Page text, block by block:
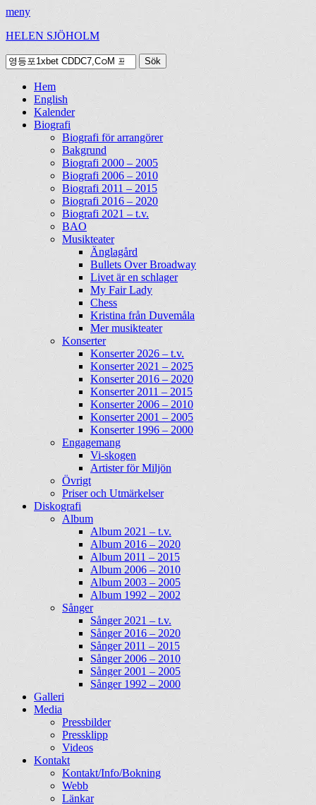
meny
HELEN SJÖHOLM
Sök
efter:
[label]
Primär
meny
Hoppa
innehåll
Hem
English
Kalender
Biografi
Biografi för arrangörer
Bakgrund
Biografi 2000 – 2005
Biografi 2006 – 2010
Biografi 2011 – 2015
Biografi 2016 – 2020
Biografi 2021 – t.v.
BAO
Musikteater
Änglagård
Bullets Over Broadway
Livet är en schlager
My Fair Lady
Chess
Kristina från Duvemåla
Mer musikteater
Konserter
Konserter 2026 – t.v.
Konserter 2021 – 2025
Konserter 2016 – 2020
Konserter 2011 – 2015
Konserter 2006 – 2010
Konserter 2001 – 2005
Konserter 1996 – 2000
Engagemang
Vi-skogen
Artister för Miljön
Övrigt
Priser och Utmärkelser
Diskografi
Album
Album 2021 – t.v.
Album 2016 – 2020
Album 2011 – 2015
Album 2006 – 2010
Album 2003 – 2005
Album 1992 – 2002
Sånger
Sånger 2021 – t.v.
Sånger 2016 – 2020
Sånger 2011 – 2015
Sånger 2006 – 2010
Sånger 2001 – 2005
Sånger 1992 – 2000
Galleri
Media
Pressbilder
Pressklipp
Videos
Kontakt
Kontakt/Info/Bokning
Webb
Länkar